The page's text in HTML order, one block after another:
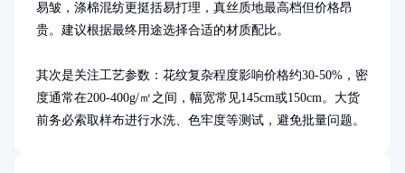
易皱，涤棉混纺更挺括易打理，真丝质地最高档但价格昂
贵。建议根据最终用途选择合适的材质配比。
其次是关注工艺参数：花纹复杂程度影响价格约30-50%，密
度通常在200-400g/㎡之间，幅宽常见145cm或150cm。大货
前务必索取样布进行水洗、色牢度等测试，避免批量问题。